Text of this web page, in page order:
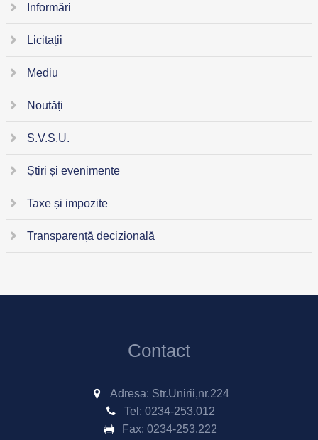
Informări
Licitații
Mediu
Noutăți
S.V.S.U.
Știri și evenimente
Taxe și impozite
Transparență decizională
Contact
Adresa: Str.Unirii,nr.224
Tel: 0234-253.012
Fax: 0234-253.222